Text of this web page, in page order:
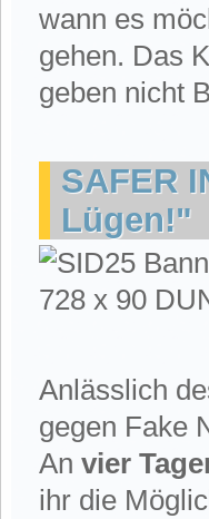
wann es
gehen. Das
geben nicht
SAFER
Lügen!"
Anlässlich
gegen Fake
An vier
ihr die